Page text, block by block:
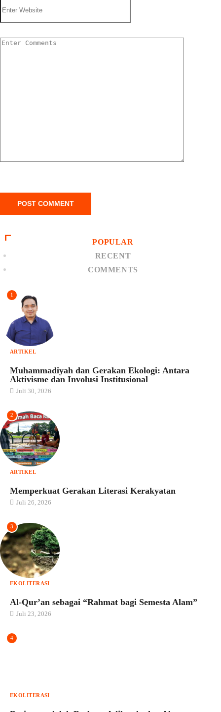
POPULAR
RECENT
COMMENTS
1
ARTIKEL
Muhammadiyah dan Gerakan Ekologi: Antara
Aktivisme dan Involusi Institusional
Juli 30, 2026
2
ARTIKEL
Memperkuat Gerakan Literasi Kerakyatan
Juli 26, 2026
3
EKOLITERASI
Al-Qur’an sebagai “Rahmat bagi Semesta Alam”
Juli 23, 2026
4
EKOLITERASI